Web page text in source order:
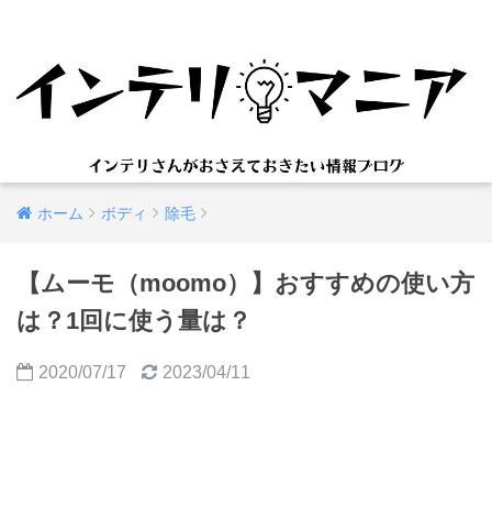
ホーム ボディ 除毛
【ムーモ（moomo）】おすすめの使い方
は？1回に使う量は？
2020/07/17 2023/04/11